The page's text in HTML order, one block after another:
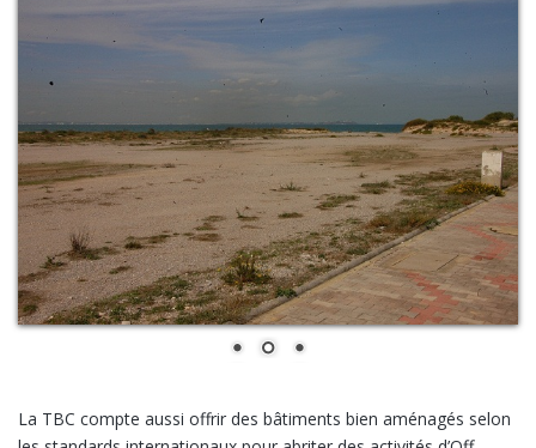
La TBC compte aussi offrir des bâtiments bien aménagés selon